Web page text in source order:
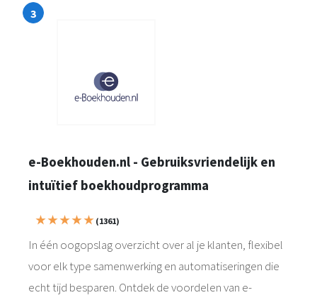
e-Boekhouden.nl - Gebruiksvriendelijk en
intuïtief boekhoudprogramma
★ ★ ★ ★ ★ (1361)
In één oogopslag overzicht over al je klanten, flexibel
voor elk type samenwerking en automatiseringen die
echt tijd besparen. Ontdek de voordelen van e-